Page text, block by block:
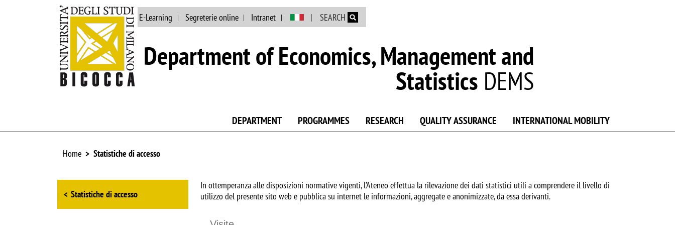
Skip to main content
Main site Library E-Learning Segreterie online Intranet SEARCH
Department of Economics, Management and
Statistics DEMS
DEPARTMENT PROGRAMMES RESEARCH QUALITY ASSURANCE INTERNATIONAL MOBILITY
Home Statistiche di accesso
Browse the section
Statistiche di accesso
In ottemperanza alle disposizioni normative vigenti, l’Ateneo effettua la rilevazione dei dati statistici utili a comprendere il livello di
utilizzo del presente sito web e pubblica su internet le informazioni, aggregate e anonimizzate, da essa derivanti.